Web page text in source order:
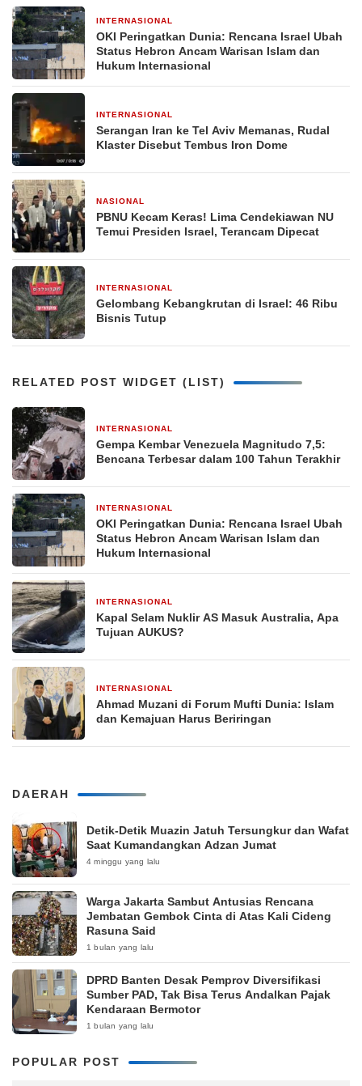
INTERNASIONAL
OKI Peringatkan Dunia: Rencana Israel Ubah
Status Hebron Ancam Warisan Islam dan
Hukum Internasional
INTERNASIONAL
Serangan Iran ke Tel Aviv Memanas, Rudal
Klaster Disebut Tembus Iron Dome
NASIONAL
PBNU Kecam Keras! Lima Cendekiawan NU
Temui Presiden Israel, Terancam Dipecat
INTERNASIONAL
Gelombang Kebangkrutan di Israel: 46 Ribu
Bisnis Tutup
RELATED POST WIDGET (LIST)
INTERNASIONAL
Gempa Kembar Venezuela Magnitudo 7,5:
Bencana Terbesar dalam 100 Tahun Terakhir
INTERNASIONAL
OKI Peringatkan Dunia: Rencana Israel Ubah
Status Hebron Ancam Warisan Islam dan
Hukum Internasional
INTERNASIONAL
Kapal Selam Nuklir AS Masuk Australia, Apa
Tujuan AUKUS?
INTERNASIONAL
Ahmad Muzani di Forum Mufti Dunia: Islam
dan Kemajuan Harus Beriringan
DAERAH
Detik-Detik Muazin Jatuh Tersungkur dan Wafat
Saat Kumandangkan Adzan Jumat
4 minggu yang lalu
Warga Jakarta Sambut Antusias Rencana
Jembatan Gembok Cinta di Atas Kali Cideng
Rasuna Said
1 bulan yang lalu
DPRD Banten Desak Pemprov Diversifikasi
Sumber PAD, Tak Bisa Terus Andalkan Pajak
Kendaraan Bermotor
1 bulan yang lalu
POPULAR POST